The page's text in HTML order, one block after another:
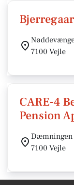
7100 Vejle
CARE-4
Pension
Dæmningen
7100 Vejle